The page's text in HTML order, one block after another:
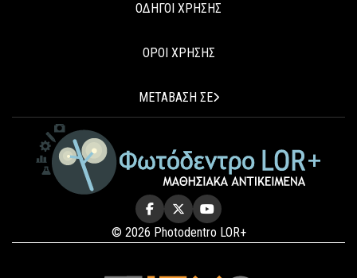
ΟΔΗΓΟΙ ΧΡΗΣΗΣ
ΟΡΟΙ ΧΡΗΣΗΣ
ΜΕΤΑΒΑΣΗ ΣΕ
© 2026 Photodentro LOR+